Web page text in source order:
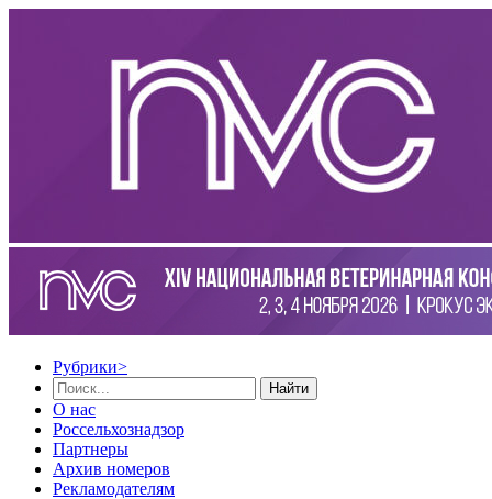
Рубрики>
Найти
О нас
Россельхознадзор
Партнеры
Архив номеров
Рекламодателям